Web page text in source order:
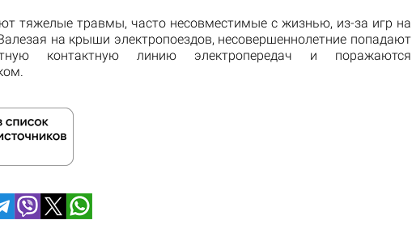
тяжелые травмы, часто несовместимые с жизнью, из-за игр на
на крыши электропоездов, несовершеннолетние попадают
контактную линию электропередач и поражаются